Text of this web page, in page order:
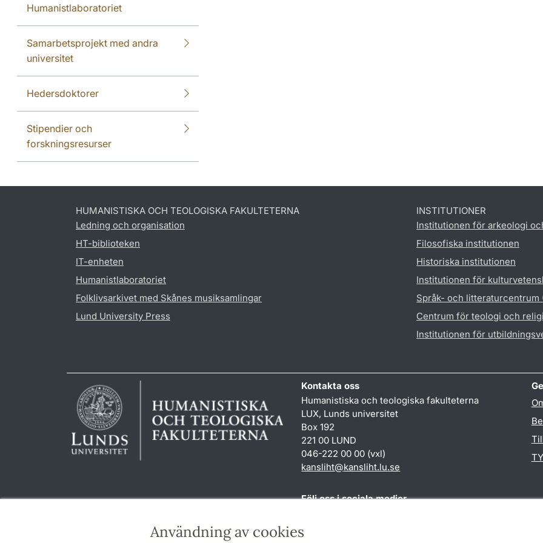
Användning av cookies
Humanistlaboratoriet
Samarbetsprojekt med andra
universitet
Hedersdoktorer
Stipendier och
forskningsresurser
HUMANISTISKA OCH TEOLOGISKA FAKULTETERNA
Ledning och organisation
HT-biblioteken
IT-enheten
Humanistlaboratoriet
Folklivsarkivet med Skånes musiksamlingar
Lund University Press
INSTITUTIONER
Institutionen för arkeologi
Filosofiska institutionen
Historiska institutionen
Institutionen för
Språk- och litteraturcentrum
Centrum för teologi och
Institutionen för
Kontakta oss
Humanistiska och teologiska fakulteterna
LUX, Lunds universitet
Box 192
221 00 LUND
046-222 00 00 (vxl)
kansliht@kansliht.lu.se
Följ oss i sociala medier